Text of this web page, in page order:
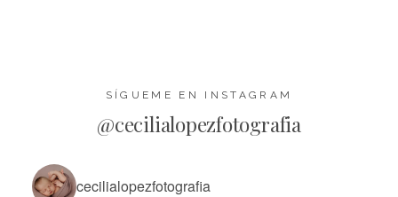
SÍGUEME EN INSTAGRAM
@cecilialopezfotografia
cecilialopezfotografia